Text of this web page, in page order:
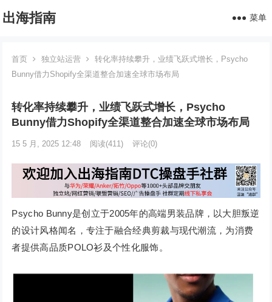
出海指南 菜单
首页 独立站运营
转化率持续攀升，业绩飞跃式增长，Psycho
Bunny借力Shopify全渠道整合加速全球市场布局
转化率持续攀升，业绩飞跃式增长，Psycho
Bunny借力Shopify全渠道整合加速全球市场布局
15 5 月, 2025 12:48 阅读(411) 评论(0)
Psycho Bunny是创立于2005年的高端男装品牌，以大胆叛逆
的设计风格闻名，专注于融合经典剪裁与现代潮流，为消费
者提供高品质POLO衫及个性化服饰。